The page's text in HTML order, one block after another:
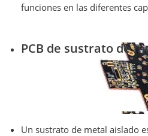
funciones en las diferentes
PCB de sustrato de
Un sustrato de metal aislado